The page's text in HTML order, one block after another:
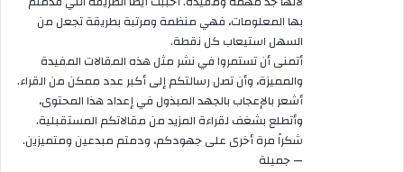
بها المعلومات، فهي منظمة ومرتبة بطريقة تجعل من
السهل استيعاب كل نقطة.
أتمنى أن تستمروا في نشر مثل هذه المقالات المفيدة
والمميزة، وأن تصل رسالتكم إلى أكبر عدد ممكن من القراء.
أشعر بالإعجاب بالجهد المبذول في إعداد هذا المحتوى،
وأتطلع بشغف لقراءة المزيد من مقالاتكم المستقبلية.
شكراً مرة أخرى على جهودكم، ودمتم مبدعين ومتميزين.
— جميلة